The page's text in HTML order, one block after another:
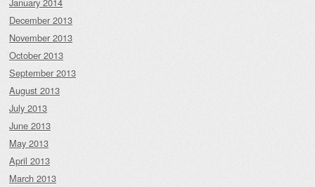
December 2013
November 2013
October 2013
September 2013
August 2013
July 2013
June 2013
May 2013
April 2013
March 2013